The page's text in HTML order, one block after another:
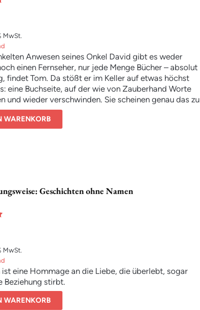
MwSt.
Anwesen seines Onkel David gibt es weder
einen Fernseher, nur jede Menge Bücher – absolut
findet Tom. Da stößt er im Keller auf etwas höchst
eine Buchseite, auf der wie von Zauberhand Worte
und wieder verschwinden. Sie scheinen genau das zu
er gerade sieht, denkt oder tut – und warnen ihn,
zu verstecken. Tatsächlich: Im selben Moment
Fremder und entführt Toms Onkel.
und Onkel David zu retten …
WARENKORB
Geschichten ohne Namen
MwSt.
ist eine Hommage an die Liebe, die überlebt, sogar
Beziehung stirbt.
WARENKORB